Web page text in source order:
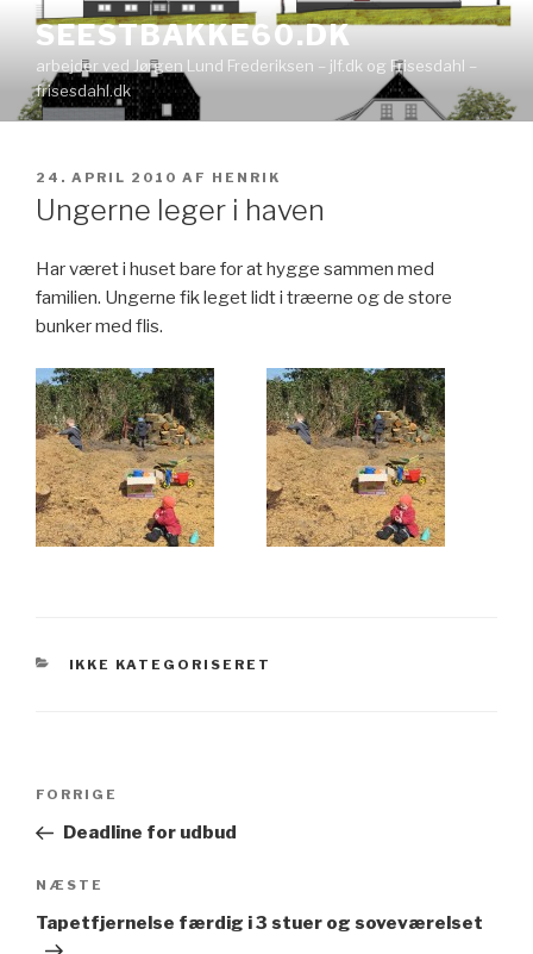
Videre
indhold
SEESTBAKKE60.DK
arbejder ved Jørgen Lund Frederiksen – jlf.dk og Frisesdahl –
frisesdahl.dk
UDGIVET
DEN
24. APRIL 2010 AF HENRIK
Ungerne leger i haven
Har været i huset bare for at hygge sammen med
familien. Ungerne fik leget lidt i træerne og de store
bunker med flis.
KATEGORIER
IKKE KATEGORISERET
Forrige
indlæg
FORRIGE
Deadline for udbud
Næste
indlæg
NÆSTE
Tapetfjernelse færdig i 3 stuer og soveværelset